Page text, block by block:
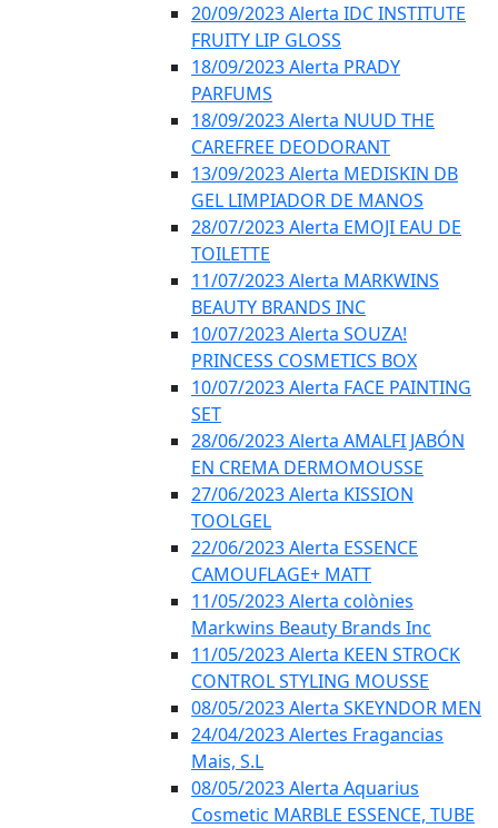
20/09/2023 Alerta IDC INSTITUTE
FRUITY LIP GLOSS
18/09/2023 Alerta PRADY
PARFUMS
18/09/2023 Alerta NUUD THE
CAREFREE DEODORANT
13/09/2023 Alerta MEDISKIN DB
GEL LIMPIADOR DE MANOS
28/07/2023 Alerta EMOJI EAU DE
TOILETTE
11/07/2023 Alerta MARKWINS
BEAUTY BRANDS INC
10/07/2023 Alerta SOUZA!
PRINCESS COSMETICS BOX
10/07/2023 Alerta FACE PAINTING
SET
28/06/2023 Alerta AMALFI JABÓN
EN CREMA DERMOMOUSSE
27/06/2023 Alerta KISSION
TOOLGEL
22/06/2023 Alerta ESSENCE
CAMOUFLAGE+ MATT
11/05/2023 Alerta colònies
Markwins Beauty Brands Inc
11/05/2023 Alerta KEEN STROCK
CONTROL STYLING MOUSSE
08/05/2023 Alerta SKEYNDOR MEN
24/04/2023 Alertes Fragancias
Mais, S.L
08/05/2023 Alerta Aquarius
Cosmetic MARBLE ESSENCE, TUBE